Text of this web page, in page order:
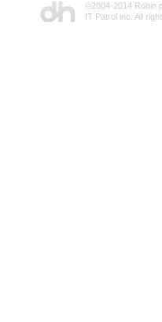
©2004-2014 Robin
IT Patrol inc. All